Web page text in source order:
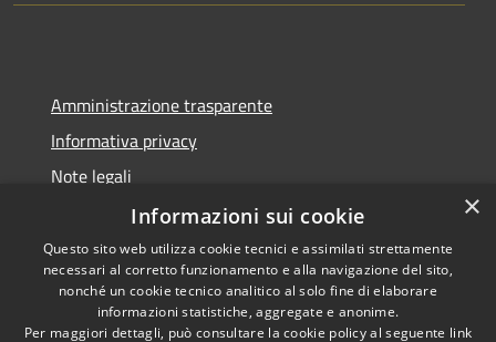
Amministrazione trasparente
Informativa privacy
Note legali
Dichiarazione di accessibilità
RSS
Copyright © 2026 • Comune di
×
Informazioni sui cookie
Questo sito web utilizza cookie tecnici e assimilati strettamente
necessari al corretto funzionamento e alla navigazione del sito,
nonché un cookie tecnico analitico al solo fine di elaborare
informazioni statistiche, aggregate e anonime.
Per maggiori dettagli, può consultare la cookie policy al seguente link